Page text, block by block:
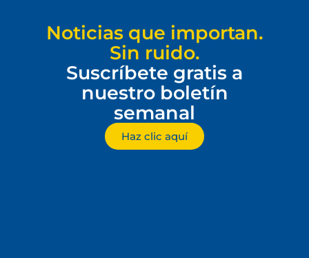
Noticias que importan.
Sin ruido.
Suscríbete gratis a
nuestro boletín
semanal
Haz clic aquí